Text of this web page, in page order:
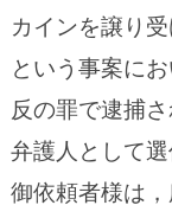
カインを譲り
という事案に
反の罪で逮捕
弁護人として選
御依頼者様は